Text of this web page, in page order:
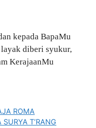
kepada BapaMu
diberi syukur,
KerajaanMu
ROMA
T’RANG